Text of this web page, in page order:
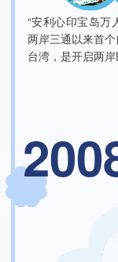
“安利心印宝岛万
两岸三通以来首
台湾，是开启两岸